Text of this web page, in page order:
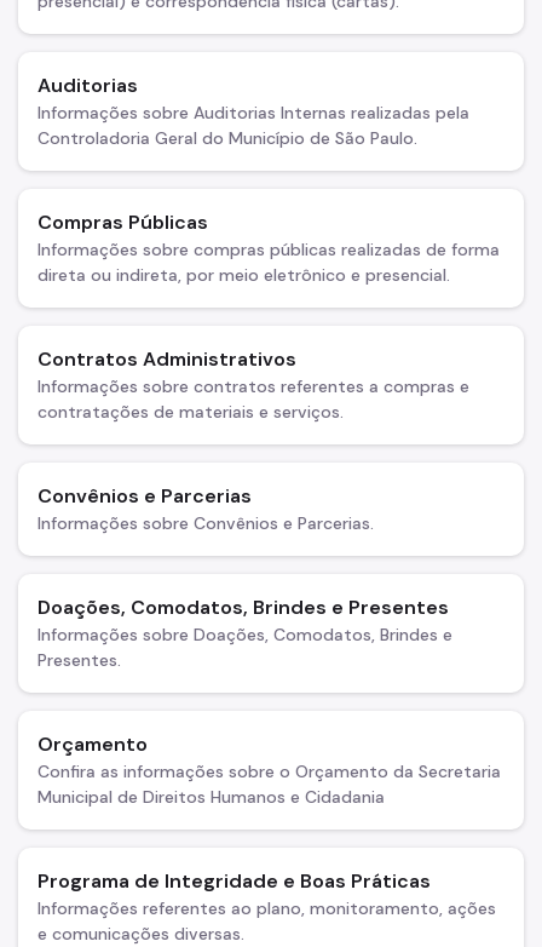
Notícias
Painel da Rede de Direitos Humanos
Sobre Direitos Humanos
Legislação
Links Úteis
Proteção de Dados Pessoais e Privacidade
Auditorias
Informações sobre Auditorias Internas realizadas pela
Controladoria Geral do Município de São Paulo.
Compras Públicas
Informações sobre compras públicas realizadas de forma
direta ou indireta, por meio eletrônico e presencial.
Contratos Administrativos
Informações sobre contratos referentes a compras e
contratações de materiais e serviços.
Convênios e Parcerias
Informações sobre Convênios e Parcerias.
Doações, Comodatos, Brindes e Presentes
Informações sobre Doações, Comodatos, Brindes e
Presentes.
Orçamento
Confira as informações sobre o Orçamento da Secretaria
Municipal de Direitos Humanos e Cidadania
Programa de Integridade e Boas Práticas
Informações referentes ao plano, monitoramento, ações
e comunicações diversas.